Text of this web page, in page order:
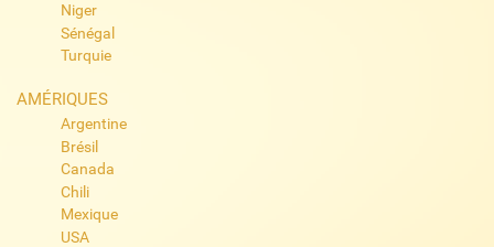
Niger
Sénégal
Turquie
AMÉRIQUES
Argentine
Brésil
Canada
Chili
Mexique
USA